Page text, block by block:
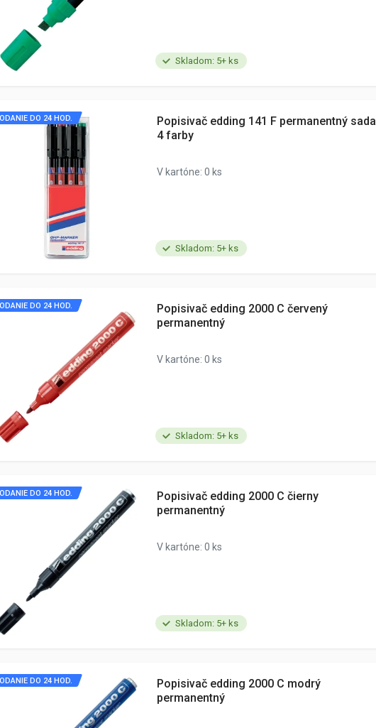
Skladom: 5+ ks
Skladom: 5+ ks
DO 24 HOD.
Popisivač edding 141 F permanentný sada
4 farby
V kartóne: 0 ks
Skladom: 5+ ks
DO 24 HOD.
Popisivač edding 2000 C červený
permanentný
V kartóne: 0 ks
Skladom: 5+ ks
DO 24 HOD.
Popisivač edding 2000 C čierny
permanentný
V kartóne: 0 ks
DO 24 HOD.
Popisivač edding 2000 C modrý
permanentný